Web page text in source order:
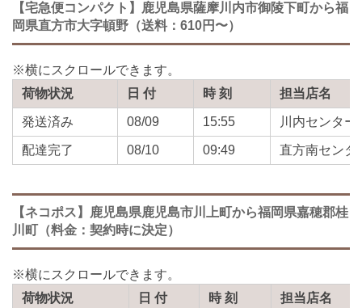
【宅急便コンパクト】鹿児島県薩摩川内市御陵下町から福
岡県直方市大字頓野（送料：610円〜）
荷物状況 日 付 時 刻 担当店名
発送済み 08/09 15:55 川内センター
配達完了 08/10 09:49 直方南センタ
【ネコポス】鹿児島県鹿児島市川上町から福岡県嘉穂郡桂
川町（料金：契約時に決定）
荷物状況 日 付 時 刻 担当店名